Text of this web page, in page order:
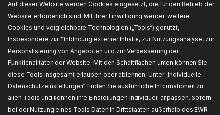
Auf dieser Website werden Cookies eingesetzt, die für den Betrieb der
Website erforderlich sind. Mit Ihrer Einwilligung werden weitere
Cookies und vergleichbare Technologien („Tools“) genutzt,
insbesondere zur Einbindung externer Inhalte, zur Nutzungsanalyse, zur
Personalisierung von Angeboten und zur Verbesserung der
Funktionalitäten der Website. Mit den Schaltflächen unten können Sie
diese Tools insgesamt erlauben oder ablehnen. Unter „Individuelle
Datenschutzeinstellungen“ finden Sie ausführliche Informationen zu
allen Tools und können Ihre Einstellungen individuell anpassen. Sofern
bei der Nutzung eines Tools Daten in Drittstaaten außerhalb des EWR
RIDEX Keilrippenriemensatz
Rippenanzahl:6,Länge [mm]:1090,Breite [mm]:
21,36,Hersteller Artikelnummer: 542R0003,
Hersteller:RIDEX,EAN-Nummer(n):
4059191672363
Nicht auf Lager
542R0004
RIDEX Keilrippenriemensatz